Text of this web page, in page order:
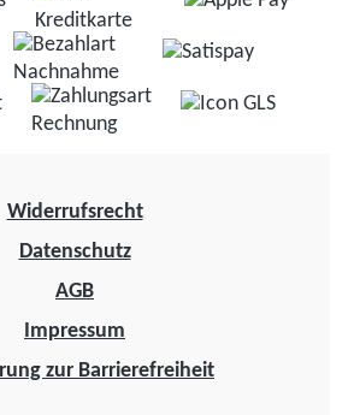
Widerrufsrecht
Datenschutz
AGB
Impressum
zur Barrierefreiheit